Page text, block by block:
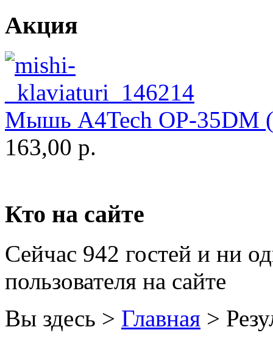
Gigabyte
Globex
Goclever
Golden field
Grand(5)
(2)
Hp(10)
Hq-tech
Htc
Htpc
Huawei
Акция
Мышь A4Tech OP-35DM
163,00 р.
Кто на сайте
Сейчас 942 гостей и ни
пользователя на сайте
Вы здесь > Главная >